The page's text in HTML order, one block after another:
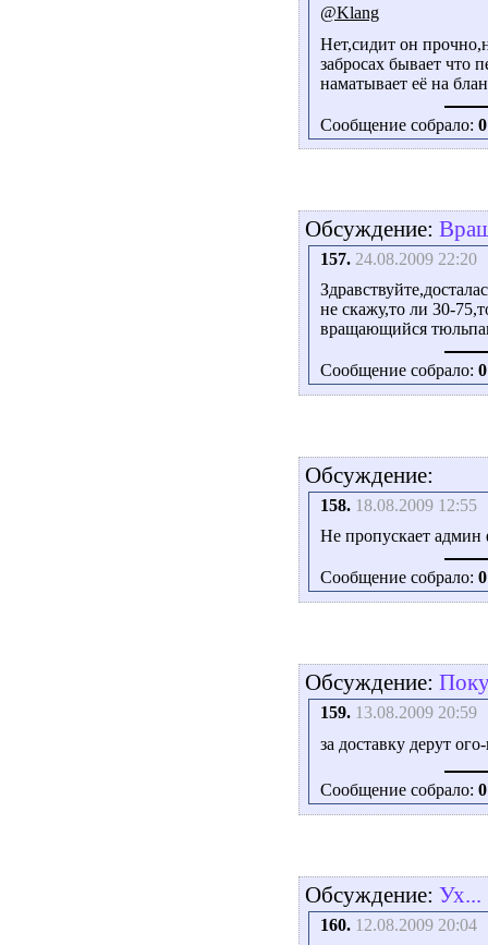
@Klang
Нет,сидит он
забросах бывает что
наматывает её на
Сообщение собрало: 0
Обсуждение:
157. 24.08.2009 22:20
не скажу,то ли 30-
вращающийся
Сообщение собрало: 0
Обсуждение:
158. 18.08.2009 12:55
Не пропускает админ
Сообщение собрало: 0
Обсуждение:
159. 13.08.2009 20:59
за доставку дерут
Сообщение собрало: 0
Обсуждение: Ух...
160. 12.08.2009 20:04